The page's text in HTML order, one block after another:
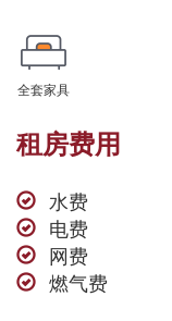
全套家具
租房费用
水费
电费
网费
燃气费